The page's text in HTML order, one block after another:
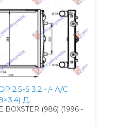
2.5-S 3.2 +/- A/C
Д.
BOXSTER (986) (1996 -